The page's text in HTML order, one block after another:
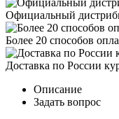
Официальный
Более 20 способов
Доставка по России
Описание
Задать вопрос